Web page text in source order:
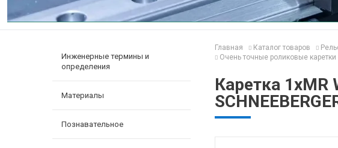
Инженерные термины и
определения
Материалы
Познавательное
Главная Каталог товаров
Очень точные роликовые
Каретка 1хMR